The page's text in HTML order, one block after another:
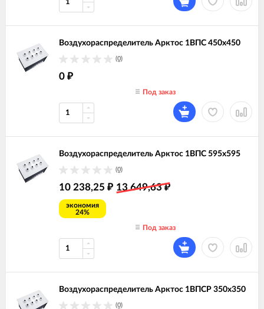
Воздухораспределитель Арктос 1ВПС 450х450
(0)
0 ₽
Под заказ
Воздухораспределитель Арктос 1ВПС 595х595
(0)
10 238,25 ₽ 13 649,63₽
экономия
24%
Под заказ
Воздухораспределитель Арктос 1ВПСР 350х350
(0)